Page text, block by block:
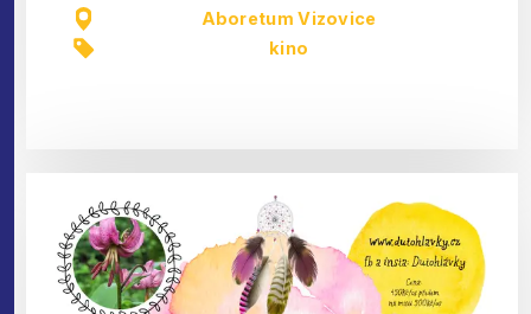
Aboretum Vizovice
kino